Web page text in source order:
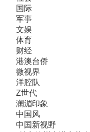
国际
军事
文娱
体育
财经
港澳台侨
微视界
洋腔队
Z世代
澜湄印象
中国风
中国新视野